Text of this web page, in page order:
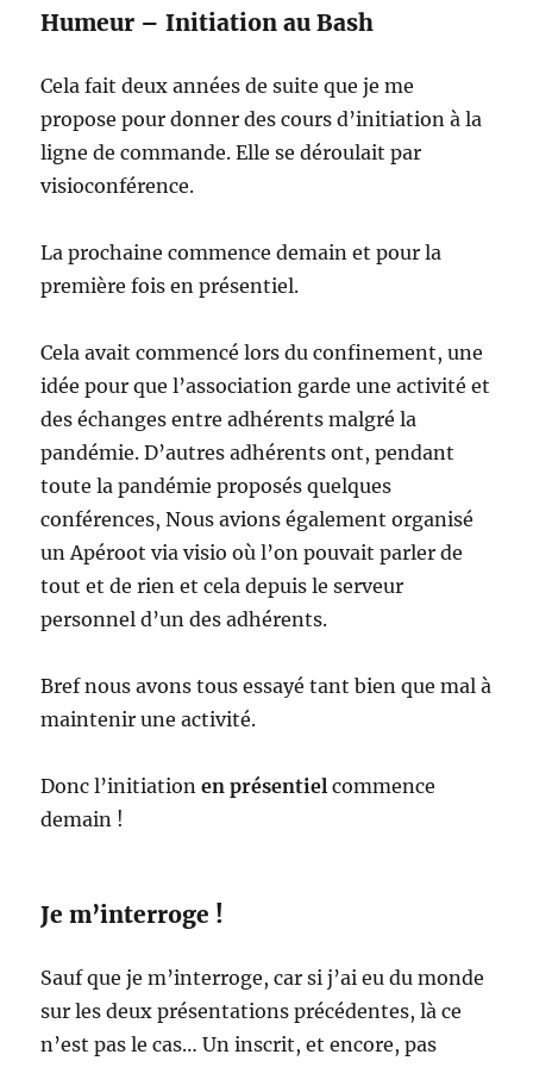
Humeur – Initiation au Bash
Cela fait deux années de suite que je me
propose pour donner des cours d’initiation à la
ligne de commande. Elle se déroulait par
visioconférence.
La prochaine commence demain et pour la
première fois en présentiel.
Cela avait commencé lors du confinement, une
idée pour que l’association garde une activité et
des échanges entre adhérents malgré la
pandémie. D’autres adhérents ont, pendant
toute la pandémie proposés quelques
conférences, Nous avions également organisé
un Apéroot via visio où l’on pouvait parler de
tout et de rien et cela depuis le serveur
personnel d’un des adhérents.
Bref nous avons tous essayé tant bien que mal à
maintenir une activité.
Donc l’initiationen présentielcommence
demain !
Je m’interroge !
Sauf que je m’interroge, car si j’ai eu du monde
sur les deux présentations précédentes, là ce
n’est pas le cas… Un inscrit, et encore, pas